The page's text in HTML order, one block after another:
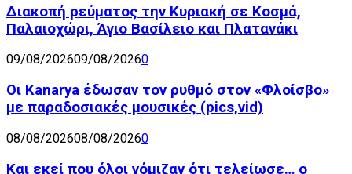
Διακοπή ρεύματος την Κυριακή σε Κοσμά,
Παλαιοχώρι, Άγιο Βασίλειο και Πλατανάκι
09/08/202609/08/20260
Οι Kanarya έδωσαν τον ρυθμό στον «Φλοίσβο»
με παραδοσιακές μουσικές (pics,vid)
08/08/202608/08/20260
Και εκεί που όλοι νόμιζαν ότι τελείωσε… ο